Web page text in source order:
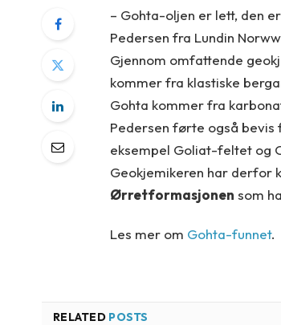
– Gohta-oljen er lett, den
Pedersen fra Lundin
Gjennom omfattende
kommer fra klastiske
Gohta kommer fra
Pedersen førte også bevis
eksempel Goliat-feltet og
Geokjemikeren har derfor
Ørretformasjonen som
Les mer om Gohta-funnet.
RELATED POSTS